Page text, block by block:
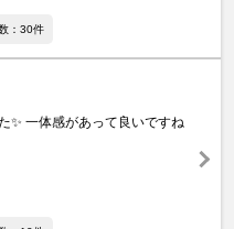
：30件
✨ 一体感があって良いですね